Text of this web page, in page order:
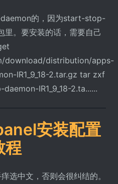
的，因为start-stop-
。要安装的话，需要自己
download/distribution/apps-
IR1_9_18-2.tar.gz tar zxf
IR1_9_18-2.ta......
安装配置
程
选中文，否则会很纠结的。